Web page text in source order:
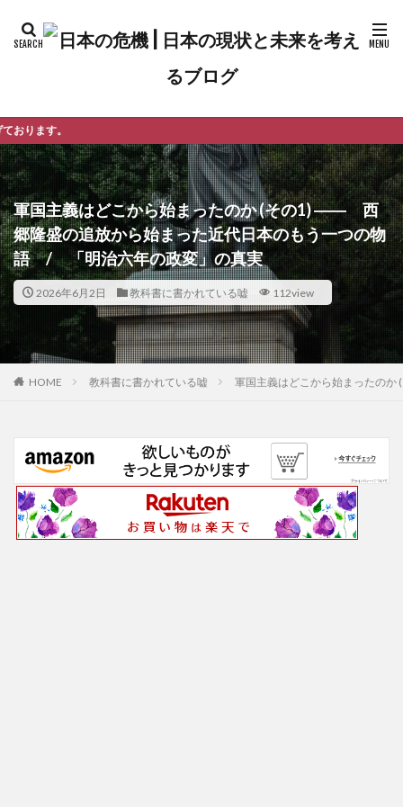
軍国主義はどこから始まったのか (その1) ―― 西
郷隆盛の追放から始まった近代日本のもう一つの物
語 / 「明治六年の政変」の真実
2026年6月2日 教科書に書かれている嘘 112view
HOME 教科書に書かれている嘘 軍国主義はどこから始まったの